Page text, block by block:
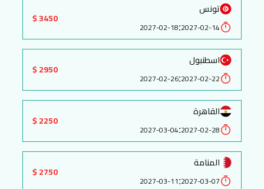
تونس
2027-02-14
:
2027-02-18
3450 $
اسطنبول
2027-02-22
:
2027-02-26
2950 $
القاهرة
2027-02-28
:
2027-03-04
2250 $
المنامة
2027-03-07
:
2027-03-11
2750 $